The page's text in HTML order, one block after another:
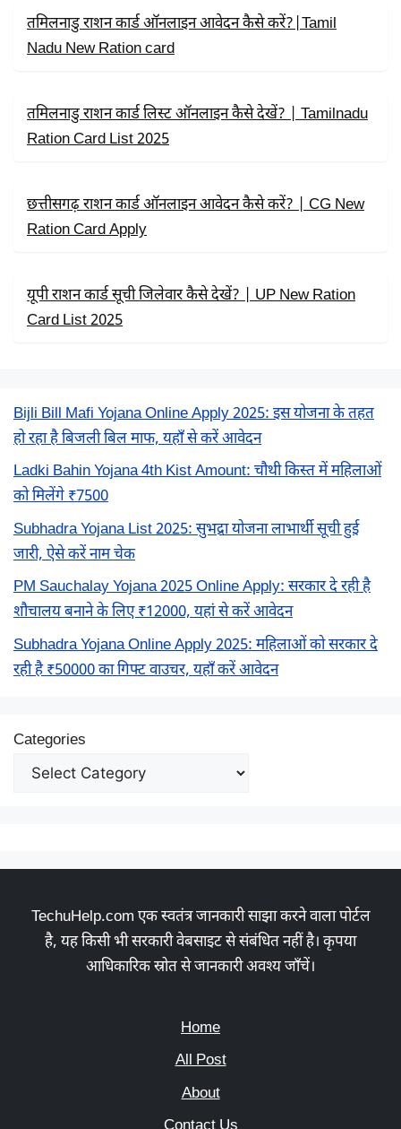
R
तमिलनाडु राशन कार्ड ऑनलाइन आवेदन कैसे करें?|Tamil
Nadu New Ration card
तमिलनाडु राशन कार्ड लिस्ट ऑनलाइन कैसे देखें? | Tamilnadu
Ration Card List 2025
छत्तीसगढ़ राशन कार्ड ऑनलाइन आवेदन कैसे करें? | CG New
Ration Card Apply
यूपी राशन कार्ड सूची जिलेवार कैसे देखें? | UP New Ration
Card List 2025
Bijli Bill Mafi Yojana Online Apply 2025: इस योजना के तहत
हो रहा है बिजली बिल माफ, यहाँ से करें आवेदन
Ladki Bahin Yojana 4th Kist Amount: चौथी किस्त में महिलाओं
को मिलेंगे ₹7500
Subhadra Yojana List 2025: सुभद्रा योजना लाभार्थी सूची हुई
जारी, ऐसे करें नाम चेक
PM Sauchalay Yojana 2025 Online Apply: सरकार दे रही है
शौचालय बनाने के लिए ₹12000, यहां से करें आवेदन
Subhadra Yojana Online Apply 2025: महिलाओं को सरकार दे
रही है ₹50000 का गिफ्ट वाउचर, यहाँ करें आवेदन
Categories
TechuHelp.com एक स्वतंत्र जानकारी साझा करने वाला पोर्टल
है, यह किसी भी सरकारी वेबसाइट से संबंधित नहीं है। कृपया
आधिकारिक स्रोत से जानकारी अवश्य जाँचें।
Home
All Post
About